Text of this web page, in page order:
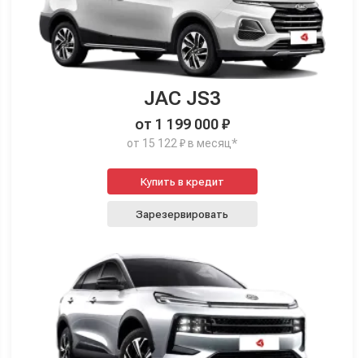
JAC JS3
от 1 199 000 ₽
от 15 122 ₽ в месяц*
Купить в кредит
Зарезервировать